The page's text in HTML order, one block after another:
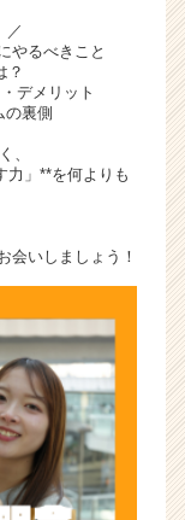
／
やるべきこと
？
デメリット
裏側
、
力」**を何よりも
会いしましょう！